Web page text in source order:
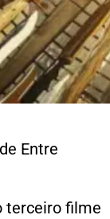
Entre
terceiro filme